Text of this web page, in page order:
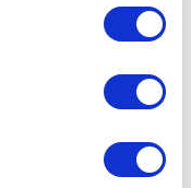
CONCUREAZĂ LA PARIS